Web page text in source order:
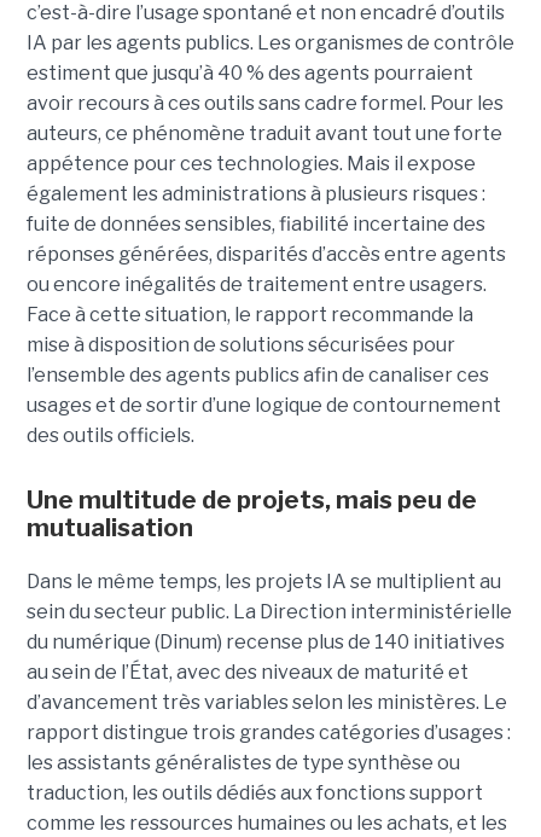
c’est-à-dire l’usage spontané et non encadré d’outils
IA par les agents publics. Les organismes de contrôle
estiment que jusqu’à 40 % des agents pourraient
avoir recours à ces outils sans cadre formel. Pour les
auteurs, ce phénomène traduit avant tout une forte
appétence pour ces technologies. Mais il expose
également les administrations à plusieurs risques :
fuite de données sensibles, fiabilité incertaine des
réponses générées, disparités d’accès entre agents
ou encore inégalités de traitement entre usagers.
Face à cette situation, le rapport recommande la
mise à disposition de solutions sécurisées pour
l’ensemble des agents publics afin de canaliser ces
usages et de sortir d’une logique de contournement
des outils officiels.
Une multitude de projets, mais peu de
mutualisation
Dans le même temps, les projets IA se multiplient au
sein du secteur public. La Direction interministérielle
du numérique (Dinum) recense plus de 140 initiatives
au sein de l’État, avec des niveaux de maturité et
d’avancement très variables selon les ministères. Le
rapport distingue trois grandes catégories d’usages :
les assistants généralistes de type synthèse ou
traduction, les outils dédiés aux fonctions support
comme les ressources humaines ou les achats, et les